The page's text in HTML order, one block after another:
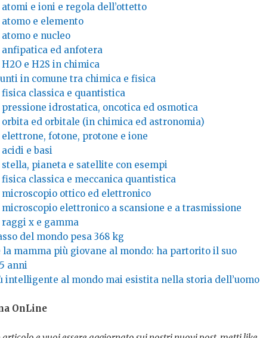
e ioni e regola dell’ottetto
e elemento
e nucleo
ed anfotera
e H2S in chimica
in comune tra chimica e fisica
classica e quantistica
idrostatica, oncotica ed osmotica
ed orbitale (in chimica ed astronomia)
fotone, protone e ione
e basi
pianeta e satellite con esempi
classica e meccanica quantistica
ottico ed elettronico
elettronico a scansione e a trasmissione
x e gamma
del mondo pesa 368 kg
mamma più giovane al mondo: ha partorito il suo
anni
intelligente al mondo mai esistita nella storia dell’uomo
OnLine